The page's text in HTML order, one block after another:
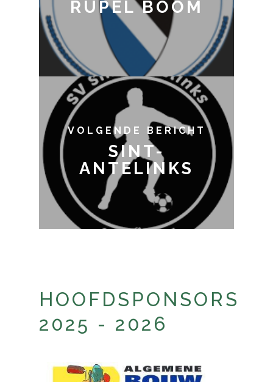
RUPEL BOOM
VOLGENDE BERICHT
SINT-
ANTELINKS
HOOFDSPONSORS
2025 - 2026